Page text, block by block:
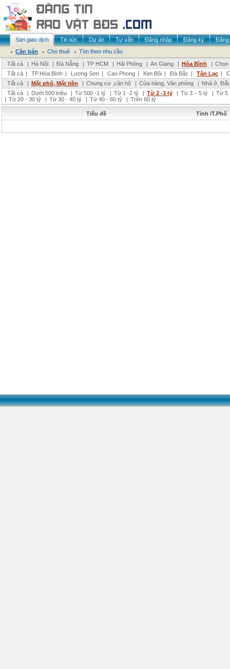
Sàn giao dịch Tin tức Dự án Tư vấn Đăng nhập Đăng ký
Đăng
Cần bán
Cho thuê
Tìm theo nhu cầu
Tất cả
| Hà Nội | Đà Nẵng | TP HCM | Hải Phòng | An Giang | Hòa Bình | Chọn
Tất cả | TP.Hòa Bình | Lương Sơn | Cao Phong | Kim Bôi | Đà Bắc | Tân Lạc |
Tất cả
| Mặt phố, Mặt tiền | Chung cư ,căn hộ | Cửa hàng, Văn phòng | Nhà ở,
Tất cả
| Dưới 500 triệu | Từ 500 -1 tỷ | Từ 1 -2 tỷ | Từ 2 -3 tỷ | Từ 3 – 5 tỷ | Từ 5
| Từ 20 - 30 tỷ | Từ 30 - 40 tỷ | Từ 40 - 60 tỷ | Trên 60 tỷ
Tiêu đề Tỉnh /T.Phố